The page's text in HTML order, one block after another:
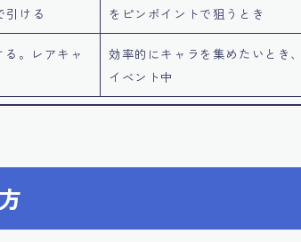
引ける
をピンポイントで狙うとき
。レアキャ
効率的にキャラを集めたいとき、
イベント中